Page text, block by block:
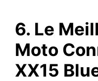
6. Le
Moto
XX15